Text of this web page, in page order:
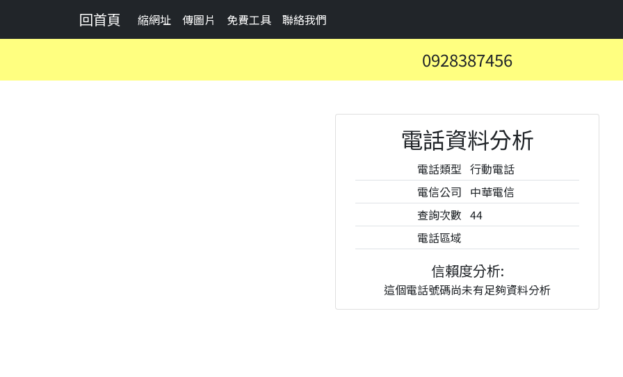
回首頁 縮網址 傳圖片 免費工具 聯絡我們
0928387456
電話資料分析
電話類型 行動電話
電信公司 中華電信
查詢次數 44
電話區域
信賴度分析:
這個電話號碼尚未有足夠資料分析